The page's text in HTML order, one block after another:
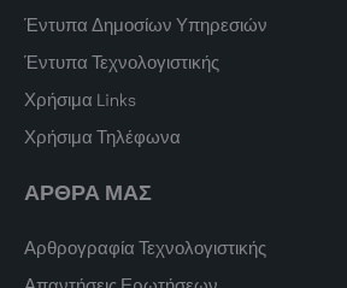
Έντυπα Δημοσίων Υπηρεσιών
Έντυπα Τεχνολογιστικής
Χρήσιμα Links
Χρήσιμα Τηλέφωνα
ΑΡΘΡΑ ΜΑΣ
Αρθρογραφία Τεχνολογιστικής